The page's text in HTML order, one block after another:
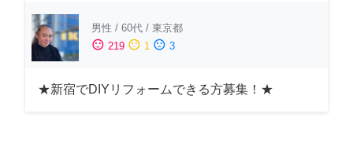
男性 / 60代 / 東京都
sentiment_satisfied 219 sentiment_neutral 1 sentiment_dissatisfied 3
★新宿でDIYリフォームできる方募集！★